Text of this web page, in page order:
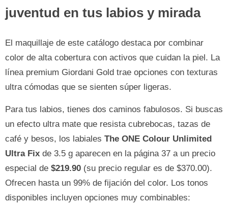
juventud en tus labios y mirada
El maquillaje de este catálogo destaca por combinar
color de alta cobertura con activos que cuidan la piel. La
línea premium Giordani Gold trae opciones con texturas
ultra cómodas que se sienten súper ligeras.
Para tus labios, tienes dos caminos fabulosos. Si buscas
un efecto ultra mate que resista cubrebocas, tazas de
café y besos, los labiales The ONE Colour Unlimited
Ultra Fix de 3.5 g aparecen en la página 37 a un precio
especial de $219.90 (su precio regular es de $370.00).
Ofrecen hasta un 99% de fijación del color. Los tonos
disponibles incluyen opciones muy combinables: